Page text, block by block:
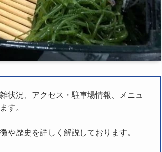
状況、アクセス・駐車場情報、メニュ
す。
や歴史を詳しく解説しております。